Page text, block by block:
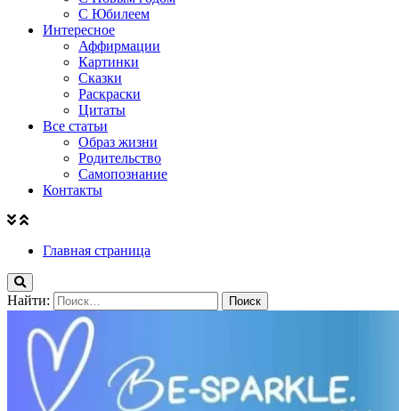
С Юбилеем
Интересное
Аффирмации
Картинки
Сказки
Раскраски
Цитаты
Все статьи
Образ жизни
Родительство
Самопознание
Контакты
Главная страница
Найти: